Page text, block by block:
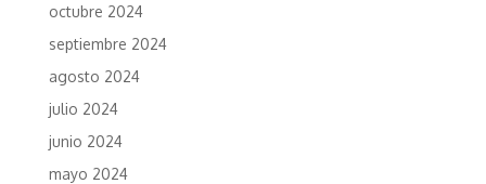
octubre 2024
septiembre 2024
agosto 2024
julio 2024
junio 2024
mayo 2024